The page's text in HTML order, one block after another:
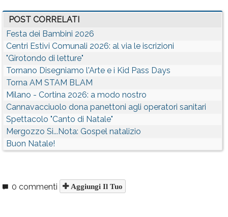
POST CORRELATI
Festa dei Bambini 2026
Centri Estivi Comunali 2026: al via le iscrizioni
"Girotondo di letture"
Tornano Disegniamo l'Arte e i Kid Pass Days
Torna AM STAM BLAM
Milano - Cortina 2026: a modo nostro
Cannavacciuolo dona panettoni agli operatori sanitari
Spettacolo "Canto di Natale"
Mergozzo Si...Nota: Gospel natalizio
Buon Natale!
0 commenti Aggiungi Il Tuo